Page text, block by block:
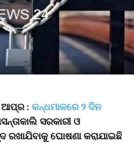
ଆପ୍ର : କନ୍ଧମାଳରେ ୨ ଦିନ
ସରକାରୀ ଓ
ରଖାଯିବାକୁ ଘୋଷଣା କରାଯାଇଛି